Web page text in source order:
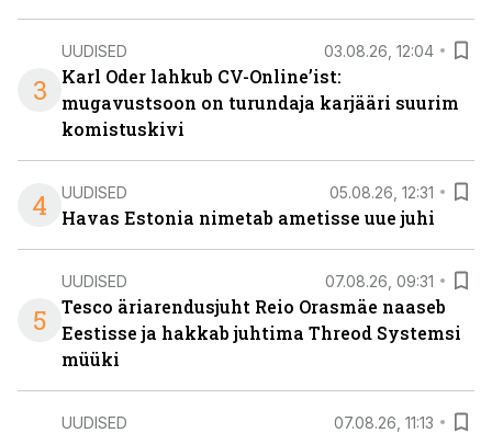
3
UUDISED 03.08.26, 12:04
Karl Oder lahkub CV-Online’ist:
mugavustsoon on turundaja karjääri suurim
komistuskivi
4 UUDISED 05.08.26, 12:31
Havas Estonia nimetab ametisse uue juhi
5
UUDISED 07.08.26, 09:31
Tesco äriarendusjuht Reio Orasmäe naaseb
Eestisse ja hakkab juhtima Threod Systemsi
müüki
UUDISED 07.08.26, 11:13